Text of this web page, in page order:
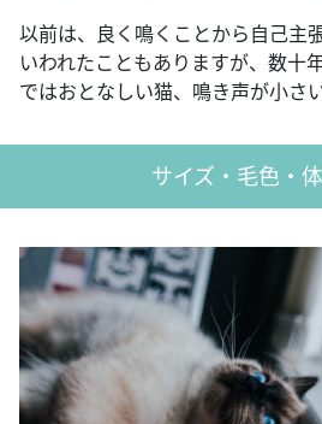
以前は、良く鳴くことから自己主
いわれたこともありますが、数十
ではおとなしい猫、鳴き声が小さ
サイズ・毛色・